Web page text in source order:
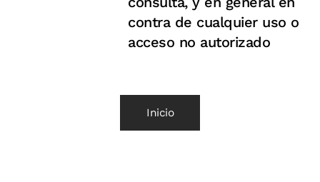
contra de cualquier uso o
acceso no autorizado
Inicio